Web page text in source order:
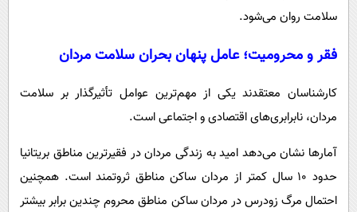
سلامت روان می‌شود.
فقر و محرومیت؛ عامل پنهان بحران سلامت مردان
کارشناسان معتقدند یکی از مهم‌ترین عوامل تأثیرگذار بر سلامت
مردان، نابرابری‌های اقتصادی و اجتماعی است.
آمارها نشان می‌دهد امید به زندگی مردان در فقیرترین مناطق بریتانیا
حدود ۱۰ سال کمتر از مردان ساکن مناطق ثروتمند است. همچنین
احتمال مرگ زودرس در مردان ساکن مناطق محروم چندین برابر بیشتر